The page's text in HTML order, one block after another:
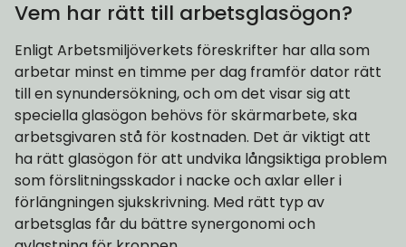
Vem har rätt till arbetsglasögon?
Enligt Arbetsmiljöverkets föreskrifter har alla som
arbetar minst en timme per dag framför dator rätt
till en synundersökning, och om det visar sig att
speciella glasögon behövs för skärmarbete, ska
arbetsgivaren stå för kostnaden. Det är viktigt att
ha rätt glasögon för att undvika långsiktiga problem
som förslitningsskador i nacke och axlar eller i
förlängningen sjukskrivning. Med rätt typ av
arbetsglas får du bättre synergonomi och